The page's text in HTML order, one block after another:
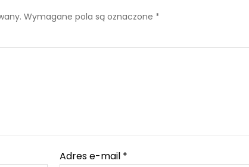
Wymagane pola są oznaczone *
Adres e-mail *